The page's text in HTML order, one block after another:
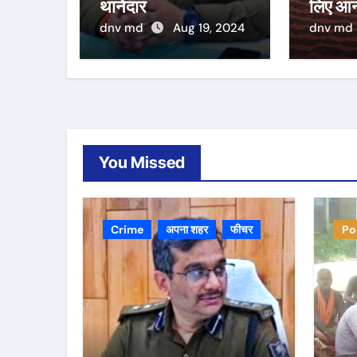
थानेदार
dnv md Aug 19, 2024
लिए
dnv md
You Missed
Crime अपना शहर फीचर